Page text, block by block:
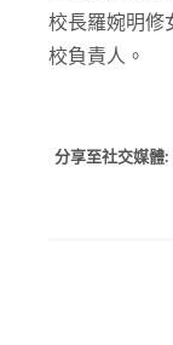
校長羅婉明修
校負責人。
分享至社交媒體: